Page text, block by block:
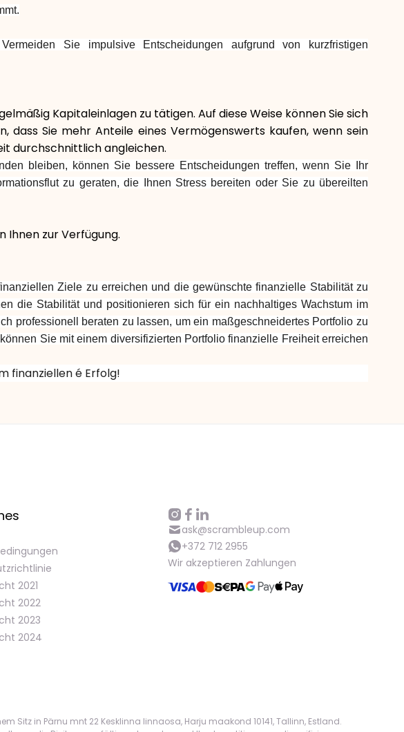
Sie impulsive Entscheidungen aufgrund von kurzfristigen
Kapitaleinlagen zu tätigen. Auf diese Weise können Sie sich
Sie mehr Anteile eines Vermögenswerts kaufen, wenn sein
durchschnittlich angleichen.
bleiben, können Sie bessere Entscheidungen treffen, wenn Sie Ihr
zu geraten, die Ihnen Stress bereiten oder Sie zu übereilten
Ihnen zur Verfügung.
Ziele zu erreichen und die gewünschte finanzielle Stabilität zu
die Stabilität und positionieren sich für ein nachhaltiges Wachstum im
professionell beraten zu lassen, um ein maßgeschneidertes Portfolio zu
Sie mit einem diversifizierten Portfolio finanzielle Freiheit erreichen
finanziellen é Erfolg!
2021
2022
2023
2024
ask@scrambleup.com
+372 712 2955
Wir akzeptieren Zahlungen
Sitz in Pärnu mnt 22 Kesklinna linnaosa, Harju maakond 10141, Tallinn, Estland.